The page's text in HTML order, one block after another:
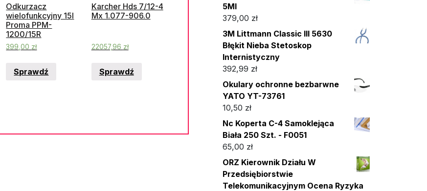
Odkurzacz
wielofunkcyjny 15l
Proma PPM-
1200/15R
399,00 zł
Sprawdź
Karcher Hds 7/12-4
Mx 1.077-906.0
22057,96 zł
Sprawdź
5Ml
379,00 zł
3M Littmann Classic III 5630
Błękit Nieba Stetoskop
Internistyczny
392,99 zł
Okulary ochronne bezbarwne
YATO YT-73761
10,50 zł
Nc Koperta C-4 Samoklejąca
Biała 250 Szt. - F0051
65,00 zł
ORZ Kierownik Działu W
Przedsiębiorstwie
Telekomunikacyjnym Ocena Ryzyka